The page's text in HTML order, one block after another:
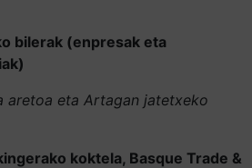
bilerak (enpresak eta
aretoa eta Artagan jatetxeko
koktela, Basque Trade &